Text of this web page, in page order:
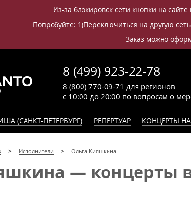
Из-за блокировок сети кнопки на
Попробуйте: 1)Переключиться на другую
Заказ можно
8 (499) 923-22-78
с 10:00 до 20:00 по вопросам о
8 (800) 770-09-71 для регионов
(САНКТ-ПЕТЕРБУРГ) РЕПЕРТУАР КОНЦЕРТЫ
Исполнители Ольга Кияшкина
— концерты в